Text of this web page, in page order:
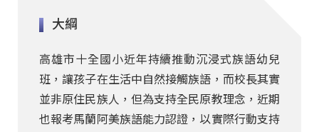
大綱
高雄市十全國小近年持續推動沉浸式族語幼兒
班，讓孩子在生活中自然接觸族語，而校長其實
並非原住民族人，但為支持全民原教理念，近期
也報考馬蘭阿美族語能力認證，以實際行動支持